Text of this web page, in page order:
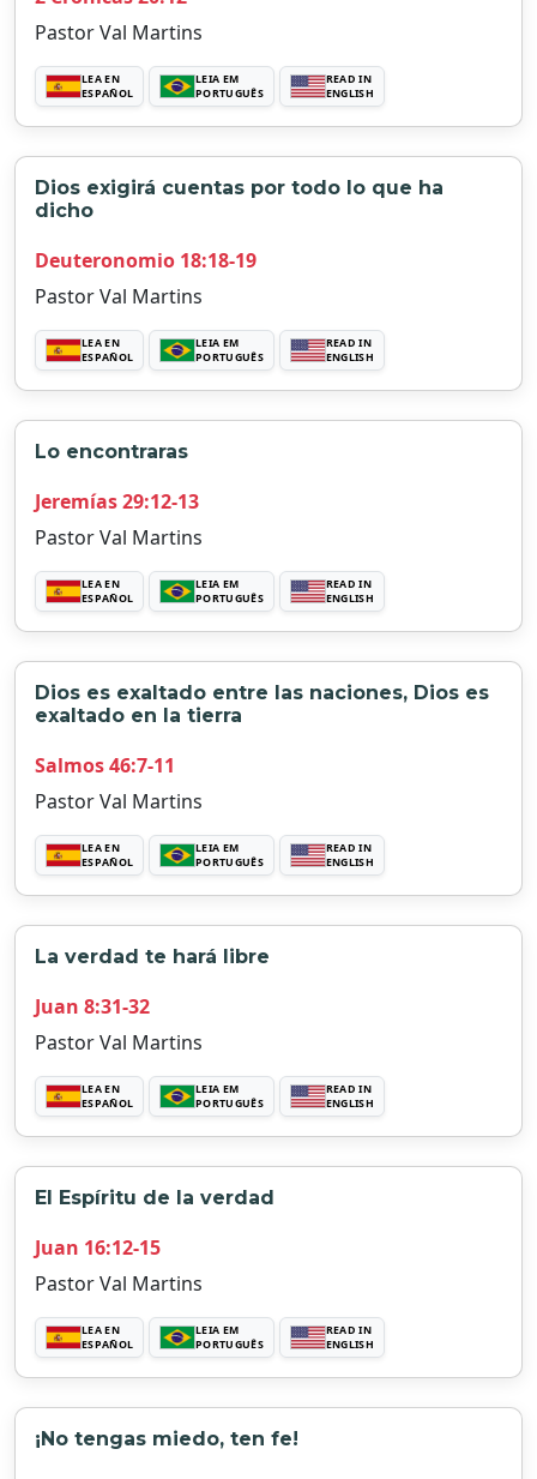
Pastor Val Martins
LEA EN
ESPAÑOL
LEIA EM
PORTUGUÊS
READ IN
ENGLISH
Dios exigirá cuentas por todo lo que ha
dicho
Deuteronomio 18:18-19
Pastor Val Martins
LEA EN
ESPAÑOL
LEIA EM
PORTUGUÊS
READ IN
ENGLISH
Lo encontraras
Jeremías 29:12-13
Pastor Val Martins
LEA EN
ESPAÑOL
LEIA EM
PORTUGUÊS
READ IN
ENGLISH
Dios es exaltado entre las naciones, Dios es
exaltado en la tierra
Salmos 46:7-11
Pastor Val Martins
LEA EN
ESPAÑOL
LEIA EM
PORTUGUÊS
READ IN
ENGLISH
La verdad te hará libre
Juan 8:31-32
Pastor Val Martins
LEA EN
ESPAÑOL
LEIA EM
PORTUGUÊS
READ IN
ENGLISH
El Espíritu de la verdad
Juan 16:12-15
Pastor Val Martins
LEA EN
ESPAÑOL
LEIA EM
PORTUGUÊS
READ IN
ENGLISH
¡No tengas miedo, ten fe!